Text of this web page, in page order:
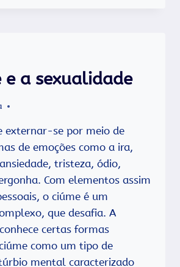
e a sexualidade
externar-se por meio de
de emoções como a ira,
tristeza, ódio,
Com elementos assim
o ciúme é um
que desafia. A
certas formas
como um tipo de
mental caracterizado